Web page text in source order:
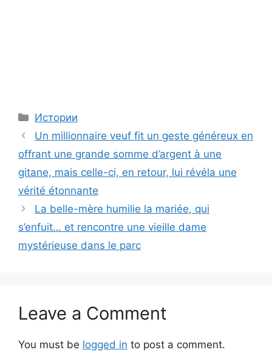
Categories
Истории
Un millionnaire veuf fit un geste généreux en
offrant une grande somme d’argent à une
gitane, mais celle-ci, en retour, lui révéla une
vérité étonnante
La belle-mère humilie la mariée, qui
s’enfuit… et rencontre une vieille dame
mystérieuse dans le parc
Leave a Comment
You must be logged in to post a comment.